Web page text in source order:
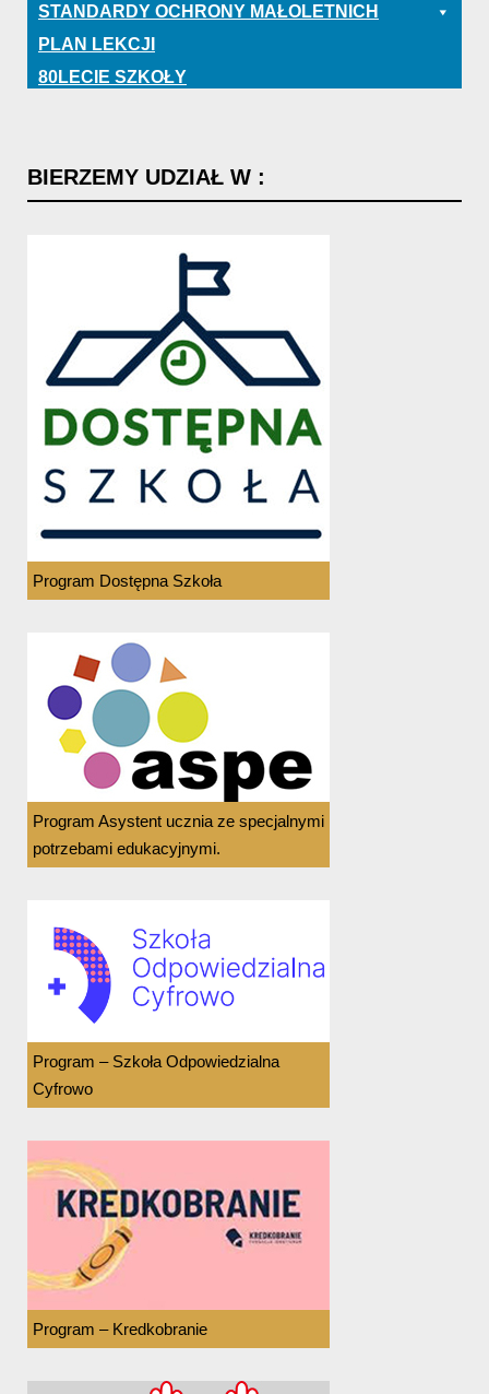
STANDARDY OCHRONY MAŁOLETNICH
PLAN LEKCJI
80LECIE SZKOŁY
BIERZEMY UDZIAŁ W :
Program Dostępna Szkoła
Program Asystent ucznia ze specjalnymi
potrzebami edukacyjnymi.
Program – Szkoła Odpowiedzialna
Cyfrowo
Program – Kredkobranie